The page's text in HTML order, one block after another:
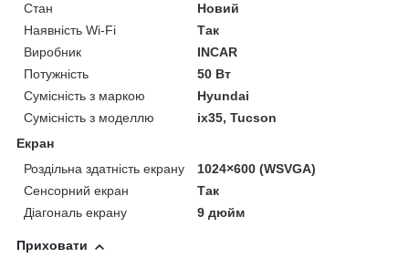
Стан
Новий
Наявність Wi-Fi
Так
Виробник
INCAR
Потужність
50 Вт
Сумісність з маркою
Hyundai
Сумісність з моделлю
ix35, Tucson
Екран
Роздільна здатність екрану
1024×600 (WSVGA)
Сенсорний екран
Так
Діагональ екрану
9 дюйм
Приховати